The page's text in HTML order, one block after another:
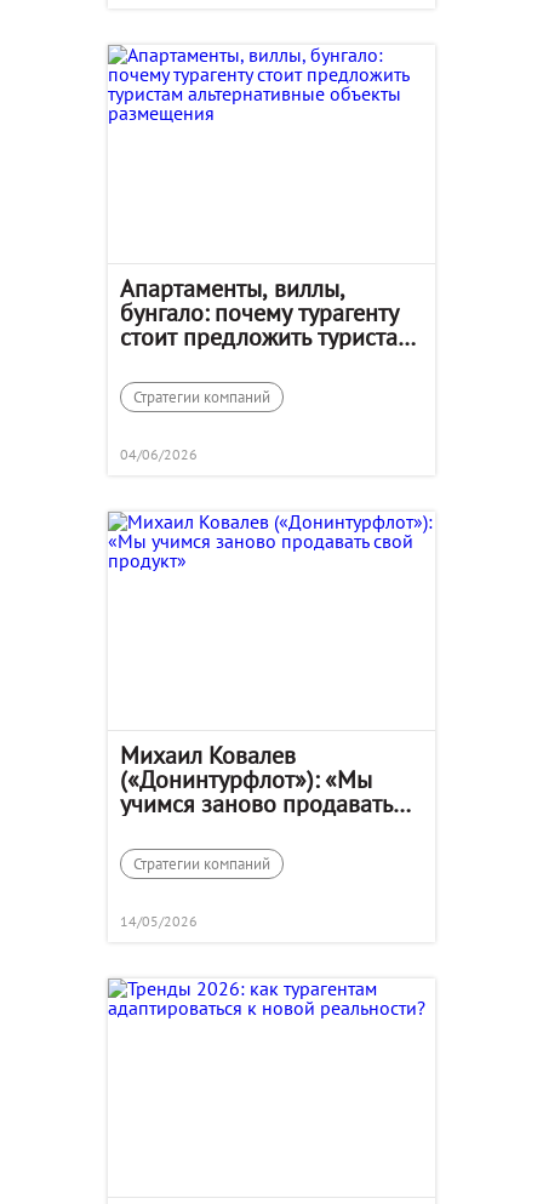
Апартаменты, виллы,
бунгало: почему турагенту
стоит предложить туристам
размещения
Стратегии компаний
04/06/2026
Михаил Ковалев
(«Донинтурфлот»): «Мы
учимся заново продавать
Стратегии компаний
14/05/2026